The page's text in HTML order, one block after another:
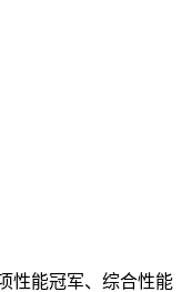
性能冠军、综合性能